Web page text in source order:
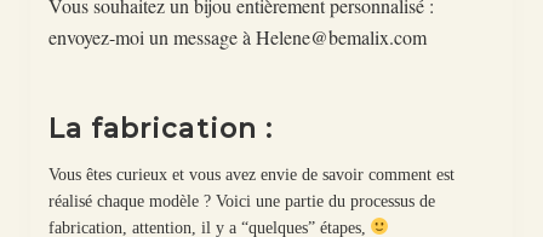
Vous souhaitez un bijou entièrement personnalisé :
envoyez-moi un message à Helene@bemalix.com
La fabrication :
Vous êtes curieux et vous avez envie de savoir comment est
réalisé chaque modèle ? Voici une partie du processus de
fabrication, attention, il y a “quelques” étapes,